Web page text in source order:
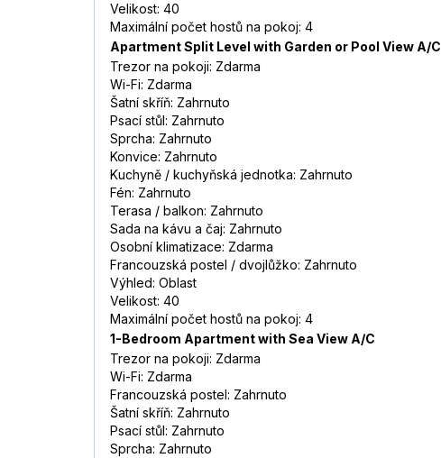
Velikost: 40
Maximální počet hostů na pokoj: 4
Apartment Split Level with Garden or Pool View A/C
Trezor na pokoji: Zdarma
Wi-Fi: Zdarma
Šatní skříň: Zahrnuto
Psací stůl: Zahrnuto
Sprcha: Zahrnuto
Konvice: Zahrnuto
Kuchyně / kuchyňská jednotka: Zahrnuto
Fén: Zahrnuto
Terasa / balkon: Zahrnuto
Sada na kávu a čaj: Zahrnuto
Osobní klimatizace: Zdarma
Francouzská postel / dvojlůžko: Zahrnuto
Výhled: Oblast
Velikost: 40
Maximální počet hostů na pokoj: 4
1-Bedroom Apartment with Sea View A/C
Trezor na pokoji: Zdarma
Wi-Fi: Zdarma
Francouzská postel: Zahrnuto
Šatní skříň: Zahrnuto
Psací stůl: Zahrnuto
Sprcha: Zahrnuto